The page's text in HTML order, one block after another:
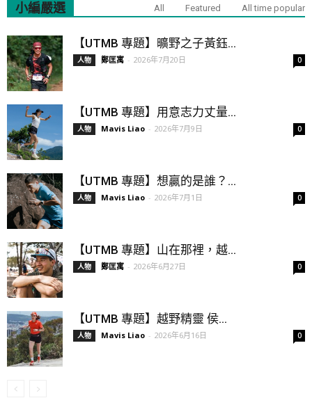
小編嚴選 All Featured All time popular
【UTMB 專題】曠野之子黃鈺...
人物 鄭匡寓 - 2026年7月20日 0
【UTMB 專題】用意志力丈量...
人物 Mavis Liao - 2026年7月9日 0
【UTMB 專題】想贏的是誰？...
人物 Mavis Liao - 2026年7月1日 0
【UTMB 專題】山在那裡，越...
人物 鄭匡寓 - 2026年6月27日 0
【UTMB 專題】越野精靈 侯...
人物 Mavis Liao - 2026年6月16日 0